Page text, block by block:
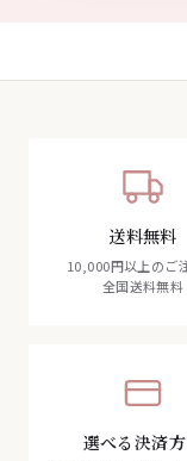
送料無料
10,000円以上のご
全国送料無料
選べる決済